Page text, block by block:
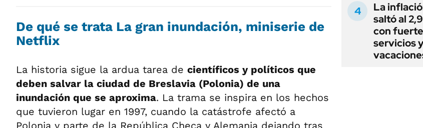
De qué se trata La gran inundación, miniserie de
Netflix
La historia sigue la ardua tarea de científicos y políticos que
deben salvar la ciudad de Breslavia (Polonia) de una
inundación que se aproxima. La trama se inspira en los hechos
que tuvieron lugar en 1997, cuando la catástrofe afectó a
Polonia y parte de la República Checa y Alemania dejando tras
La
saltó al
con
servicios